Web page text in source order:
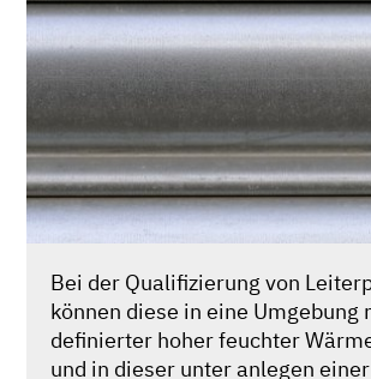
Bei der Qualifizierung von
können diese in eine Umgebung
definierter hoher feuchter
und in dieser unter anlegen einer